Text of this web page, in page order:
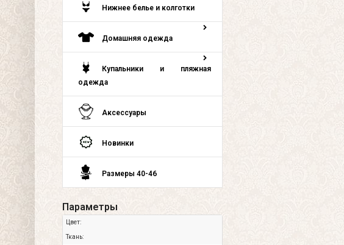
Нижнее белье и колготки
Домашняя одежда
Купальники и пляжная
одежда
Аксессуары
Новинки
Размеры 40-46
Параметры
Цвет:
Ткань: